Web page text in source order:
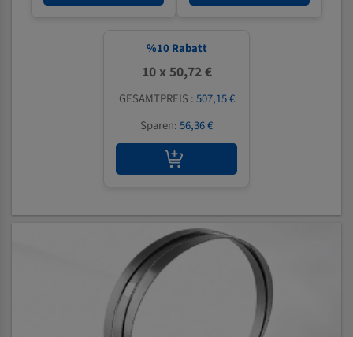
%10 Rabatt
10 x 50,72 €
GESAMTPREIS :507,15 €
Sparen:56,36 €